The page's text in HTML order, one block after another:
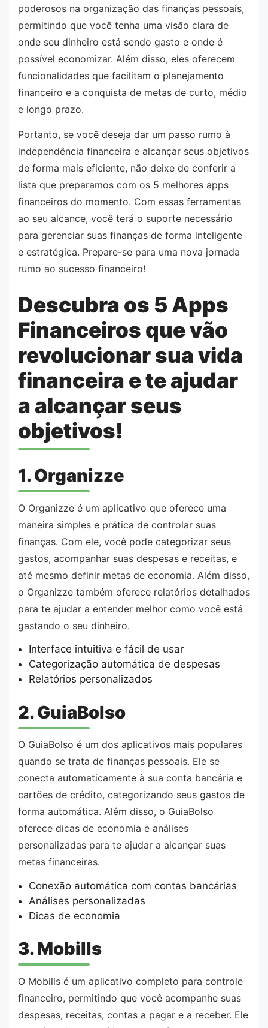
poderosos na organização das finanças pessoais,
permitindo que você tenha uma visão clara de
onde seu dinheiro está sendo gasto e onde é
possível economizar. Além disso, eles oferecem
funcionalidades que facilitam o planejamento
financeiro e a conquista de metas de curto, médio
e longo prazo.
Portanto, se você deseja dar um passo rumo à
independência financeira e alcançar seus objetivos
de forma mais eficiente, não deixe de conferir a
lista que preparamos com os 5 melhores apps
financeiros do momento. Com essas ferramentas
ao seu alcance, você terá o suporte necessário
para gerenciar suas finanças de forma inteligente
e estratégica. Prepare-se para uma nova jornada
rumo ao sucesso financeiro!
Descubra os 5 Apps
Financeiros que vão
revolucionar sua vida
financeira e te ajudar
a alcançar seus
objetivos!
1. Organizze
O Organizze é um aplicativo que oferece uma
maneira simples e prática de controlar suas
finanças. Com ele, você pode categorizar seus
gastos, acompanhar suas despesas e receitas, e
até mesmo definir metas de economia. Além disso,
o Organizze também oferece relatórios detalhados
para te ajudar a entender melhor como você está
gastando o seu dinheiro.
Interface intuitiva e fácil de usar
Categorização automática de despesas
Relatórios personalizados
2. GuiaBolso
O GuiaBolso é um dos aplicativos mais populares
quando se trata de finanças pessoais. Ele se
conecta automaticamente à sua conta bancária e
cartões de crédito, categorizando seus gastos de
forma automática. Além disso, o GuiaBolso
oferece dicas de economia e análises
personalizadas para te ajudar a alcançar suas
metas financeiras.
Conexão automática com contas bancárias
Análises personalizadas
Dicas de economia
3. Mobills
O Mobills é um aplicativo completo para controle
financeiro, permitindo que você acompanhe suas
despesas, receitas, contas a pagar e a receber. Ele